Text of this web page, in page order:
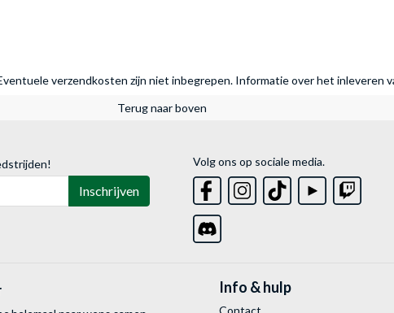
verzendkosten zijn niet inbegrepen. Informatie over het inleveren
Terug naar boven
Inschrijven
Volg ons op sociale media.
Info & hulp